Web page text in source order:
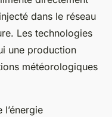
dans le réseau
Les technologies
une production
météorologiques